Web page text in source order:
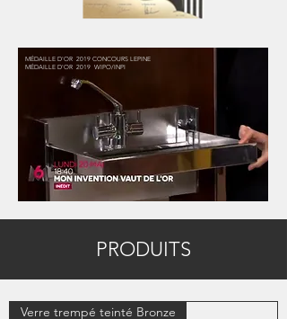
MÉDAILLE D'OR 2019 CONCOURS LEPINE
MÉDAILLE D'OR 2019 WIPO/INPI
PRODUITS
Verre trempé teinté Bronze